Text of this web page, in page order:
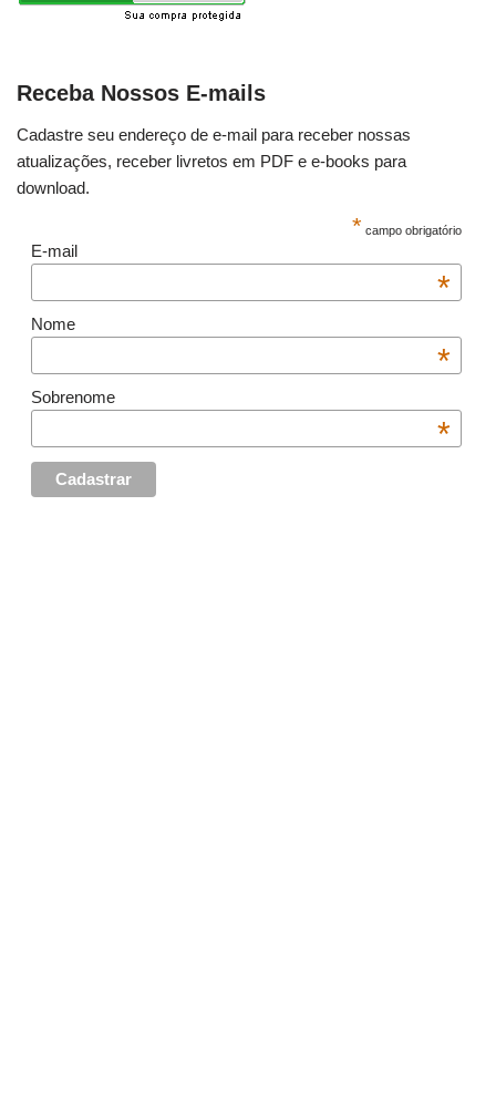
Receba Nossos E-mails
Cadastre seu endereço de e-mail para receber nossas
atualizações, receber livretos em PDF e e-books para
download.
* campo obrigatório
E-mail
*
Nome
*
Sobrenome
*